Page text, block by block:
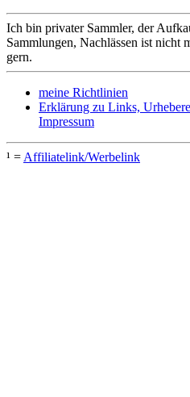
Ich bin privater Sammler, der
Sammlungen, Nachlässen ist nicht
gern.
meine Richtlinien
Erklärung zu Links,
Impressum
¹ = Affiliatelink/Werbelink